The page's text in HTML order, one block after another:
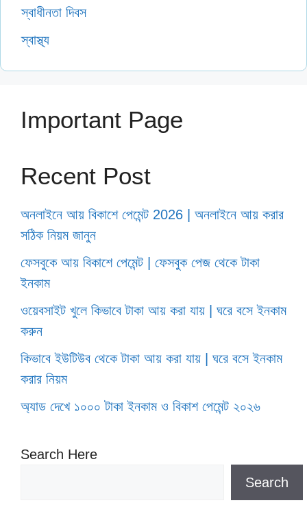
স্বাধীনতা দিবস
স্বাস্থ্য
Important Page
Recent Post
অনলাইনে আয় বিকাশে পেমেন্ট 2026 | অনলাইনে আয় করার
সঠিক নিয়ম জানুন
ফেসবুকে আয় বিকাশে পেমেন্ট | ফেসবুক পেজ থেকে টাকা
ইনকাম
ওয়েবসাইট খুলে কিভাবে টাকা আয় করা যায় | ঘরে বসে ইনকাম
করুন
কিভাবে ইউটিউব থেকে টাকা আয় করা যায় | ঘরে বসে ইনকাম
করার নিয়ম
অ্যাড দেখে ১০০০ টাকা ইনকাম ও বিকাশ পেমেন্ট ২০২৬
Search Here
Search